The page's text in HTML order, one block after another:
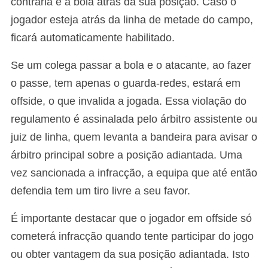
jogador esteja atrás da linha de metade do campo,
ficará automaticamente habilitado.
Se um colega passar a bola e o atacante, ao fazer
o passe, tem apenas o guarda-redes, estará em
offside, o que invalida a jogada. Essa violação do
regulamento é assinalada pelo árbitro assistente ou
juiz de linha, quem levanta a bandeira para avisar o
árbitro principal sobre a posição adiantada. Uma
vez sancionada a infracção, a equipa que até então
defendia tem um tiro livre a seu favor.
É importante destacar que o jogador em offside só
cometerá infracção quando tente participar do jogo
ou obter vantagem da sua posição adiantada. Isto